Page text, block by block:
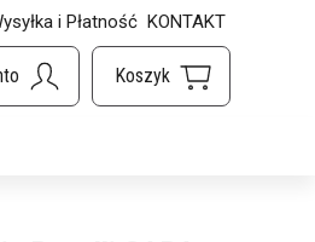
i Płatność KONTAKT